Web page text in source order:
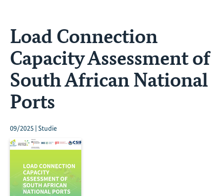
Load Connection
Capacity Assessment of
South African National
Ports
09/2025 | Studie